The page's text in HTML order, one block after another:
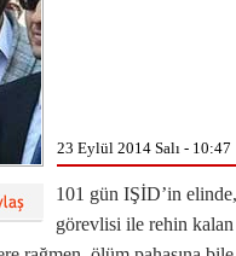
23 Eylül 2014 Salı - 10:47
101 gün IŞİD’in
görevlisi ile rehin